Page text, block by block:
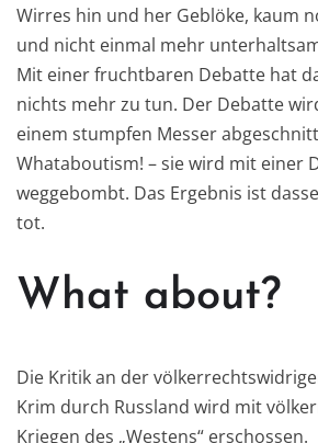
Wirres hin und her Geblöke, kaum
und nicht einmal mehr
Mit einer fruchtbaren Debatte hat
nichts mehr zu tun. Der Debatte
einem stumpfen Messer
Whataboutism! – sie wird mit einer
weggebombt. Das Ergebnis ist
tot.
What about?
Die Kritik an der
Krim durch Russland wird mit
Kriegen des „Westens“ erschossen.